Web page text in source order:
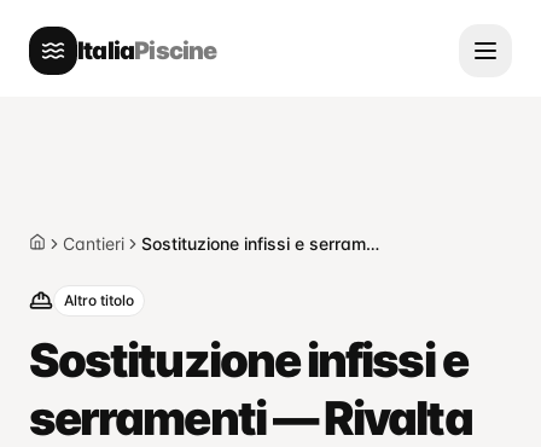
ItaliaPiscine
HomeCantieri Sostituzione infissi e serramenti — Rivalta di Torino
Altro titolo
Sostituzione infissi e
serramenti — Rivalta